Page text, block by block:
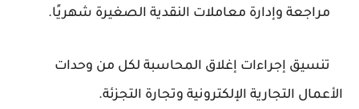
مراجعة وإدارة معاملات النقدية الصغيرة شهريًا.
تنسيق إجراءات إغلاق المحاسبة لكل من وحدات
الأعمال التجارية الإلكترونية وتجارة التجزئة.